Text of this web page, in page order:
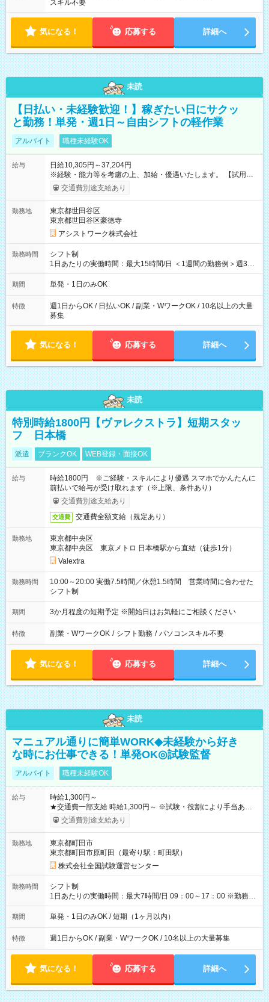
スキル不要
気になる！ 応募する 詳細へ
未読
【日払い・未経験歓迎！】稼ぎたい日にサクッ
と勤務！単発・週1日～自由シフトの軽作業
アルバイト 職種未経験OK
給与
日給10,305円～37,204円
※経験・能力等を考慮の上、加給・優遇いたします。 【試用期
間】試用期間なし
交通費別途支給あり
勤務地
東京都世田谷区
東京都世田谷区豪徳寺
アシストワーク株式会社
勤務時間
シフト制
1日あたりの実働時間：最大15時間/日 ＜1週間の勤務例＞週3回
勤務 勤務：月・水・金 休み：火・木・土・日 好きな時にお仕事
可能です！ ※1日あたりの最大実働時間は日勤、夜勤共に勤務し
期間 単発・1日のみOK
特徴
週1日からOK / 日払いOK / 副業・WワークOK / 10名以上の大量
募集
気になる！ 応募する 詳細へ
未読
特別時給1800円【ヴァレクストラ】短期スタッ
フ 日本橋
派遣 ブランクOK WEB登録・面接OK
給与
時給1800円 ※ご経験・スキルにより優遇 スマホでかんたんに
前払いで給与が受け取れます（※上限、条件あり）
交通費別途支給あり
交通費 交通費全額支給（規定あり）
勤務地
東京都中央区
東京都中央区 東京メトロ 日本橋駅から直結（徒歩1分）
Valextra
勤務時間
10:00～20:00 実働7.5時間／休憩1.5時間 営業時間に合わせた
シフト制
期間 3か月程度の短期予定 ※開始日はお気軽にご相談ください
特徴 副業・WワークOK / シフト勤務 / パソコンスキル不要
気になる！ 応募する 詳細へ
未読
マニュアル通りに簡単WORK◆未経験から好き
な時にお仕事できる！単発OK◎試験監督
アルバイト 職種未経験OK
給与
時給1,300円～
★交通費一部支給 時給1,300円～ ※試験・役割により手当あり
※勤務回数により昇給あり 【即給（前払い）オプションあ
り！】 希望される場合、勤務から1週間ほどで給与の一部を受け
例】 ・河合塾模擬試験 8:30～17:30（休憩1時間） 時給1,300円
×8時間＝日収10,400円＋交通費 ※当日の役割により時給＋100
円の場合あり ・国家試験 7:00～13:30（休憩なし） 時給1,300
円（役割手当＋100円）×6時間＝日収8,400円＋交通費 【試用期
間】試用期間なし
交通費別途支給あり
勤務地
東京都町田市
東京都町田市原町田（最寄り駅：町田駅）
株式会社全国試験運営センター
勤務時間
シフト制
1日あたりの実働時間：最大7時間/日 09：00～17：00 ※勤務時
間は 試験により異なります。
期間 単発・1日のみOK / 短期（1ヶ月以内）
特徴 週1日からOK / 副業・WワークOK / 10名以上の大量募集
気になる！ 応募する 詳細へ